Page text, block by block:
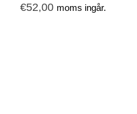
€52,00 moms ingår.